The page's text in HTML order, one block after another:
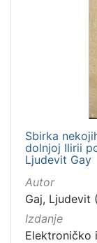
Sbirka
dolnjoj Ilirii
Ljudevit Gay
Autor
Gaj, Ljudevit
Izdanje
Elektroničko